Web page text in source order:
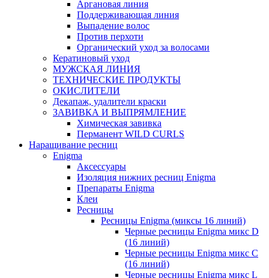
Аргановая линия
Поддерживающая линия
Выпадение волос
Против перхоти
Органический уход за волосами
Кератиновый уход
МУЖСКАЯ ЛИНИЯ
ТЕХНИЧЕСКИЕ ПРОДУКТЫ
ОКИСЛИТЕЛИ
Декапаж, удалители краски
ЗАВИВКА И ВЫПРЯМЛЕНИЕ
Химическая завивка
Перманент WILD CURLS
Наращивание ресниц
Enigma
Аксессуары
Изоляция нижних ресниц Enigma
Препараты Enigma
Клеи
Ресницы
Ресницы Enigma (миксы 16 линий)
Черные ресницы Enigma микс D
(16 линий)
Черные ресницы Enigma микс C
(16 линий)
Черные ресницы Enigma микс L